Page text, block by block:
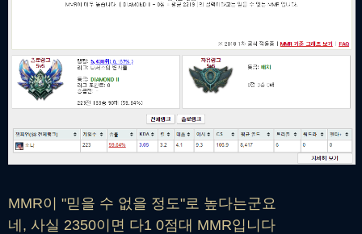
MMR이 "믿을 수 없을 정도"로 높다는군요
네, 사실 2350이면 다1 0점대 MMR입니다